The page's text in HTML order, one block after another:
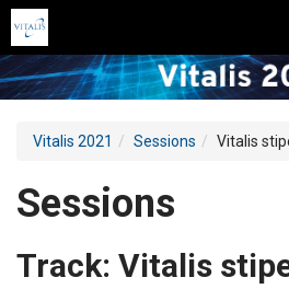
Vitalis 2021 Sessions Vitalis
Sessions
Track: Vitalis